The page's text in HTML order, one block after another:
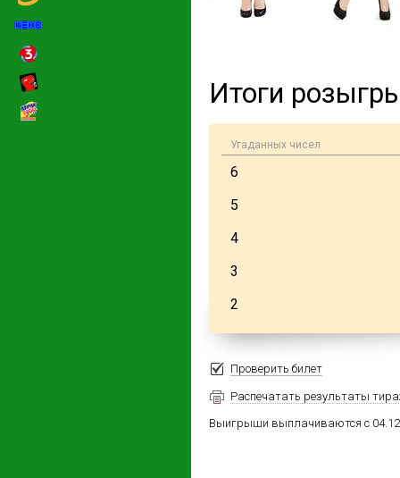
Итоги
Угаданных чисел
6
5
4
3
2
Проверить билет
Распечатать результаты
Выигрыши выплачиваются с